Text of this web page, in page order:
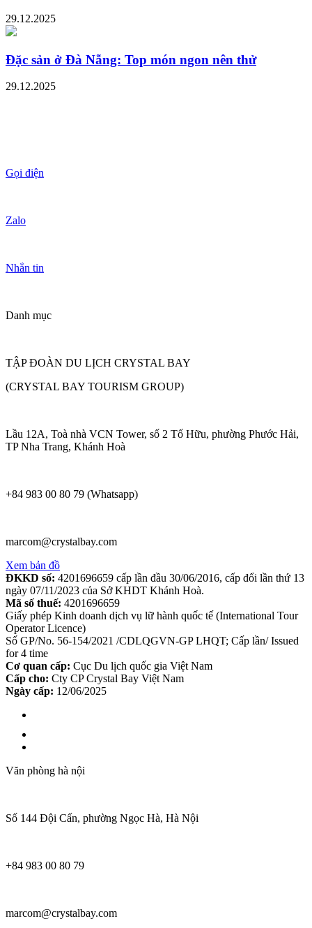
29.12.2025
Đặc sản ở Đà Nẵng: Top món ngon nên thử
29.12.2025
Gọi điện
Zalo
Nhắn tin
Danh mục
TẬP ĐOÀN DU LỊCH CRYSTAL BAY
(CRYSTAL BAY TOURISM GROUP)
Lầu 12A, Toà nhà VCN Tower, số 2 Tố Hữu, phường Phước Hải,
TP Nha Trang, Khánh Hoà
+84 983 00 80 79 (Whatsapp)
marcom@crystalbay.com
Xem bản đồ
ĐKKD số: 4201696659 cấp lần đầu 30/06/2016, cấp đổi lần thứ 13
ngày 07/11/2023 của Sở KHDT Khánh Hoà.
Mã số thuế: 4201696659
Giấy phép Kinh doanh dịch vụ lữ hành quốc tế (International Tour
Operator Licence)
Số GP/No. 56-154/2021 /CDLQGVN-GP LHQT; Cấp lần/ Issued
for 4 time
Cơ quan cấp: Cục Du lịch quốc gia Việt Nam
Cấp cho: Cty CP Crystal Bay Việt Nam
Ngày cấp: 12/06/2025
Văn phòng hà nội
Số 144 Đội Cấn, phường Ngọc Hà, Hà Nội
+84 983 00 80 79
marcom@crystalbay.com